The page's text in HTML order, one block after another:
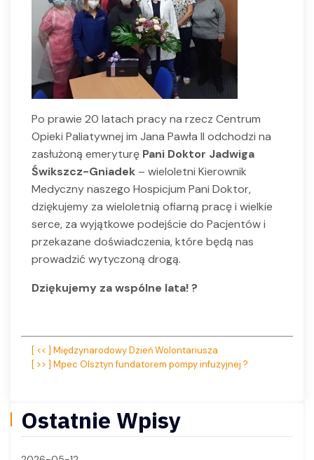
Po prawie 20 latach pracy na rzecz Centrum
Opieki Paliatywnej im Jana Pawła II odchodzi na
zasłużoną emeryturę Pani Doktor Jadwiga
Świkszcz-Gniadek – wieloletni Kierownik
Medyczny naszego Hospicjum Pani Doktor,
dziękujemy za wieloletnią ofiarną pracę i wielkie
serce, za wyjątkowe podejście do Pacjentów i
przekazane doświadczenia, które będą nas
prowadzić wytyczoną drogą.
Dziękujemy za wspólne lata! ?
Nawigacja
[ << ] Międzynarodowy Dzień Wolontariusza
[ >> ] Mpec Olsztyn fundatorem pompy infuzyjnej ?
Ostatnie Wpisy